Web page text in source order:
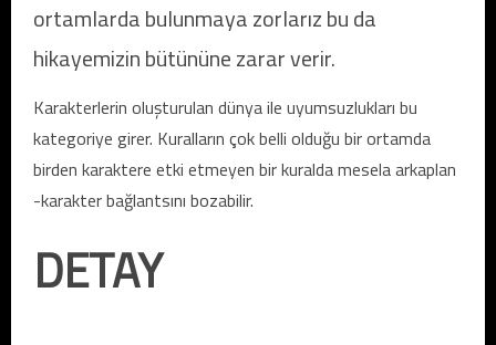
ortamlarda bulunmaya zorlarız bu da
hikayemizin bütününe zarar verir.
Karakterlerin oluşturulan dünya ile uyumsuzlukları bu
kategoriye girer. Kuralların çok belli olduğu bir ortamda
birden karaktere etki etmeyen bir kuralda mesela arkaplan
-karakter bağlantsını bozabilir.
DETAY